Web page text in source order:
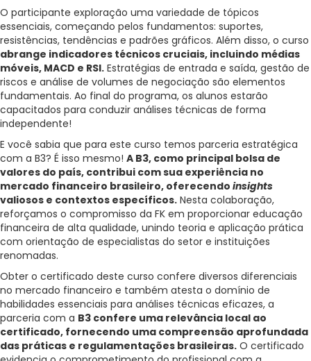
O participante exploração uma variedade de tópicos
essenciais, começando pelos fundamentos: suportes,
resistências, tendências e padrões gráficos. Além disso, o curso
abrange indicadores técnicos cruciais, incluindo médias
móveis, MACD e RSI. Estratégias de entrada e saída, gestão de
riscos e análise de volumes de negociação são elementos
fundamentais. Ao final do programa, os alunos estarão
capacitados para conduzir análises técnicas de forma
independente!
E você sabia que para este curso temos parceria estratégica
com a B3? É isso mesmo! A B3, como principal bolsa de
valores do país, contribui com sua experiência no
mercado financeiro brasileiro, oferecendo insights
valiosos e contextos específicos. Nesta colaboração,
reforçamos o compromisso da FK em proporcionar educação
financeira de alta qualidade, unindo teoria e aplicação prática
com orientação de especialistas do setor e instituições
renomadas.
Obter o certificado deste curso confere diversos diferenciais
no mercado financeiro e também atesta o domínio de
habilidades essenciais para análises técnicas eficazes, a
parceria com a B3 confere uma relevância local ao
certificado, fornecendo uma compreensão aprofundada
das práticas e regulamentações brasileiras. O certificado